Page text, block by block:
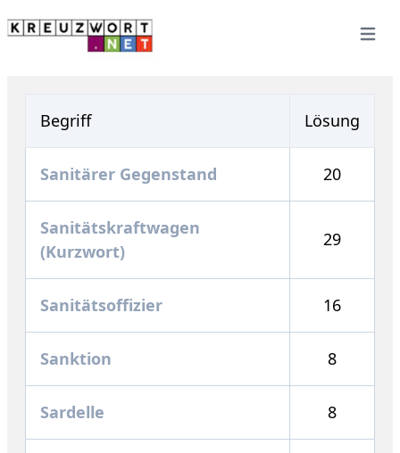
Open
Begriff Lösung
Sanitärer Gegenstand 20
Sanitätskraftwagen
(Kurzwort)
29
Sanitätsoffizier 16
Sanktion 8
Sardelle 8